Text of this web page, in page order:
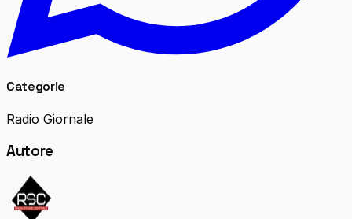
Categorie
Radio Giornale
Autore